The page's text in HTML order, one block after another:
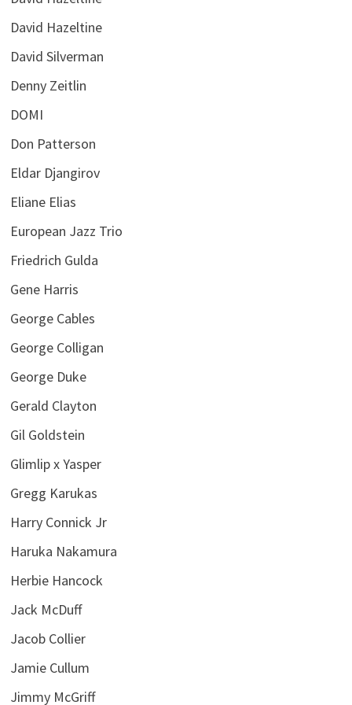
David Hazeltine
David Silverman
Denny Zeitlin
DOMI
Don Patterson
Eldar Djangirov
Eliane Elias
European Jazz Trio
Friedrich Gulda
Gene Harris
George Cables
George Colligan
George Duke
Gerald Clayton
Gil Goldstein
Glimlip x Yasper
Gregg Karukas
Harry Connick Jr
Haruka Nakamura
Herbie Hancock
Jack McDuff
Jacob Collier
Jamie Cullum
Jimmy McGriff